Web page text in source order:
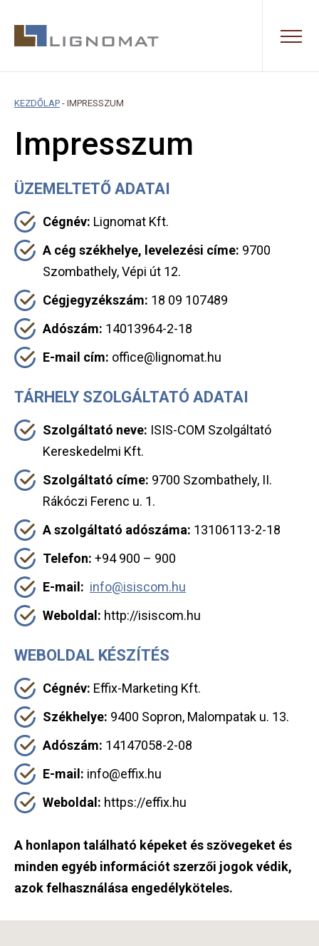
KEZDŐLAP - IMPRESSZUM
Impresszum
ÜZEMELTETŐ ADATAI
Cégnév: Lignomat Kft.
A cég székhelye, levelezési címe: 9700
Szombathely, Vépi út 12.
Cégjegyzékszám: 18 09 107489
Adószám: 14013964-2-18
E-mail cím: office@lignomat.hu
TÁRHELY SZOLGÁLTATÓ ADATAI
Szolgáltató neve: ISIS-COM Szolgáltató
Kereskedelmi Kft.
Szolgáltató címe: 9700 Szombathely, II.
Rákóczi Ferenc u. 1.
A szolgáltató adószáma: 13106113-2-18
Telefon: +94 900 – 900
E-mail: info@isiscom.hu
Weboldal: http://isiscom.hu
WEBOLDAL KÉSZÍTÉS
Cégnév: Effix-Marketing Kft.
Székhelye: 9400 Sopron, Malompatak u. 13.
Adószám: 14147058-2-08
E-mail: info@effix.hu
Weboldal: https://effix.hu
A honlapon található képeket és szövegeket és
minden egyéb információt szerzői jogok védik,
azok felhasználása engedélyköteles.